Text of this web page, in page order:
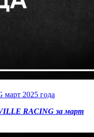
2025 года
RACING за март